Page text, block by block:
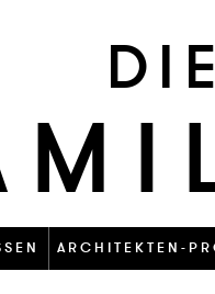
ARCHITEKTEN-